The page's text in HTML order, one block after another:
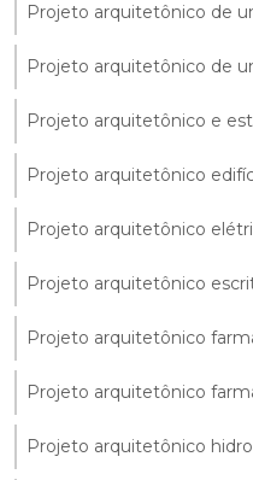
Projeto arquitetônico de
Projeto arquitetônico de
Projeto arquitetônico e
Projeto arquitetônico
Projeto arquitetônico
Projeto arquitetônico
Projeto arquitetônico
Projeto arquitetônico
Projeto arquitetônico